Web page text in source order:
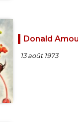
Donald
13 août 1973